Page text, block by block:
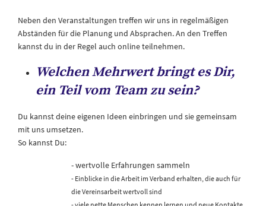
Neben den Veranstaltungen treffen wir uns in regelmäßigen
Abständen für die Planung und Absprachen. An den Treffen
kannst du in der Regel auch online teilnehmen.
Welchen Mehrwert bringt es Dir,
ein Teil vom Team zu sein?
Du kannst deine eigenen Ideen einbringen und sie gemeinsam
mit uns umsetzen.
So kannst Du:
- wertvolle Erfahrungen sammeln
- Einblicke in die Arbeit im Verband erhalten, die auch für
die Vereinsarbeit wertvoll sind